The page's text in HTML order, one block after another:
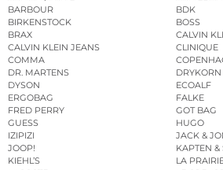
BARBOUR
BDK
BIRKENSTOCK
BOSS
BRAX
CALVIN
CALVIN KLEIN JEANS
CLINIQUE
COMMA
DR. MARTENS
DRYKORN
DYSON
ECOALF
ERGOBAG
FALKE
FRED PERRY
GOT BAG
GUESS
HUGO
IZIPIZI
JACK &
JOOP!
KAPTEN &
KIEHL’S
LA